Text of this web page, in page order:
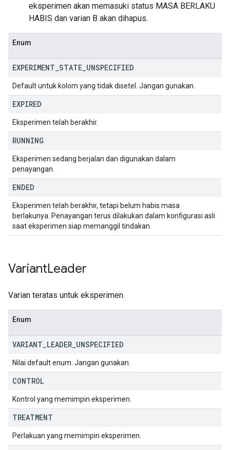
eksperimen akan memasuki status MASA BERLAKU
HABIS dan varian B akan dihapus.
Enum
EXPERIMENT STATE UNSPECIFIED
Default untuk kolom yang tidak disetel. Jangan gunakan.
EXPIRED
Eksperimen telah berakhir.
RUNNING
Eksperimen sedang berjalan dan digunakan dalam
penayangan.
ENDED
Eksperimen telah berakhir, tetapi belum habis masa
berlakunya. Penayangan terus dilakukan dalam konfigurasi asli
saat eksperimen siap memanggil tindakan.
VariantLeader
Varian teratas untuk eksperimen.
Enum
VARIANT LEADER UNSPECIFIED
Nilai default enum. Jangan gunakan.
CONTROL
Kontrol yang memimpin eksperimen.
TREATMENT
Perlakuan yang memimpin eksperimen.